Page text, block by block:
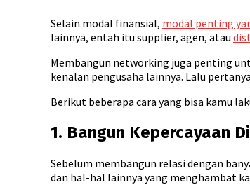
Selain modal finansial, modal penting
lainnya, entah itu supplier, agen, atau
Membangun networking juga penting
kenalan pengusaha lainnya. Lalu
Berikut beberapa cara yang bisa kamu
1. Bangun Kepercayaan
Sebelum membangun relasi dengan
dan hal-hal lainnya yang menghambat